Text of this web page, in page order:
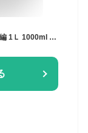
東洋佐々木ガラス 保存容器 漬け上手 らっきょう編 1Ｌ 1000ml 日本製 ガラス容器 梅びん 果実酒瓶 保存瓶 らっきょう 梅酒 瓶 果実酒 漬物 ガラス I-77862-NY-A-JAN